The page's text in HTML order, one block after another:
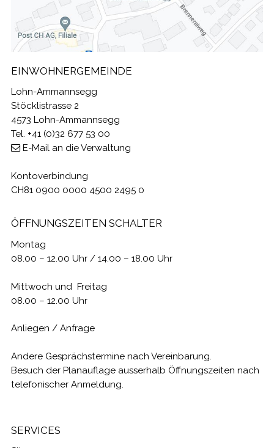
EINWOHNERGEMEINDE
Lohn-Ammannsegg
Stöcklistrasse 2
4573 Lohn-Ammannsegg
Tel. +41 (0)32 677 53 00
E-Mail an die Verwaltung
Kontoverbindung
CH81 0900 0000 4500 2495 0
ÖFFNUNGSZEITEN SCHALTER
Montag
08.00 – 12.00 Uhr / 14.00 – 18.00 Uhr
Mittwoch und Freitag
08.00 – 12.00 Uhr
Anliegen / Anfrage
Andere Gesprächstermine nach Vereinbarung.
Besuch der Planauflage ausserhalb Öffnungszeiten nach
telefonischer Anmeldung.
SERVICES